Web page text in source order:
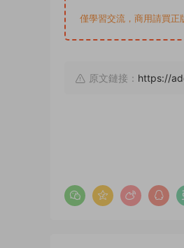
僅學習交流，商用請買
原文鏈接： https://